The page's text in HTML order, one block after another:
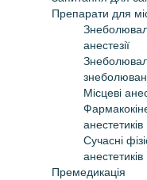
Препарати для
анестезії
Місцеві
анестетиків
Сучасні
анестетиків
Премедикація